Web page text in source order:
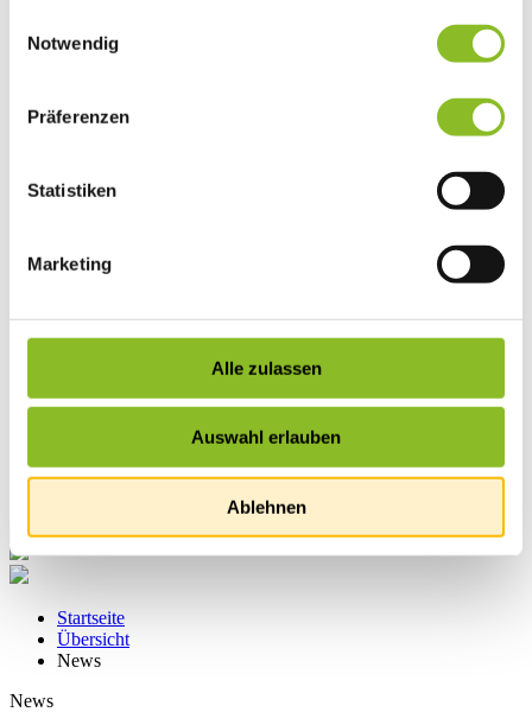
Notwendig
Präferenzen
Statistiken
Marketing
Alle zulassen
Auswahl erlauben
Ablehnen
Wirtschaft
Der Walgauer
Tourismus
Gastronomie
Wandern in Frastanz
Naturbad Untere Au
Schwimmbad Felsenau
Vorarlberger Museumswelt
Startseite
Übersicht
News
News